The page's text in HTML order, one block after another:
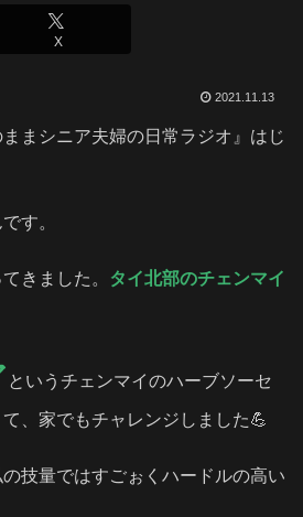
X
2021.11.13
まシニア夫婦の日常ラジオ』はじ
す。
きました。
タイ北部のチェンマイ
というチェンマイのハーブソーセ
、家でもチャレンジしました💪
技量ではすごぉくハードルの高い